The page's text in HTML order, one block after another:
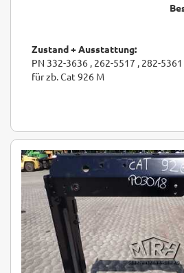
Zustand + Ausstattung:
PN 332-3636 , 262-5517 , 282-
für zb. Cat 926 M